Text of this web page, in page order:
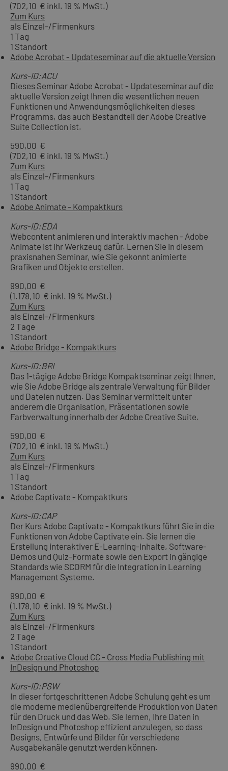
(702,10 € inkl. 19 % MwSt.)
Zum Kurs
als Einzel-/Firmenkurs
1 Tag
1 Standort
Adobe Acrobat - Updateseminar auf die aktuelle Version
Kurs-ID:ACU
Dieses Seminar Adobe Acrobat - Updateseminar auf die
aktuelle Version zeigt Ihnen die wesentlichen neuen
Funktionen und Anwendungsmöglichkeiten dieses
Programms, das auch Bestandteil der Adobe Creative
Suite Collection ist.
590,00 €
(702,10 € inkl. 19 % MwSt.)
Zum Kurs
als Einzel-/Firmenkurs
1 Tag
1 Standort
Adobe Animate - Kompaktkurs
Kurs-ID:EDA
Webcontent animieren und interaktiv machen - Adobe
Animate ist Ihr Werkzeug dafür. Lernen Sie in diesem
praxisnahen Seminar, wie Sie gekonnt animierte
Grafiken und Objekte erstellen.
990,00 €
(1.178,10 € inkl. 19 % MwSt.)
Zum Kurs
als Einzel-/Firmenkurs
2 Tage
1 Standort
Adobe Bridge - Kompaktkurs
Kurs-ID:BRI
Das 1-tägige Adobe Bridge Kompaktseminar zeigt Ihnen,
wie Sie Adobe Bridge als zentrale Verwaltung für Bilder
und Dateien nutzen. Das Seminar vermittelt unter
anderem die Organisation, Präsentationen sowie
Farbverwaltung innerhalb der Adobe Creative Suite.
590,00 €
(702,10 € inkl. 19 % MwSt.)
Zum Kurs
als Einzel-/Firmenkurs
1 Tag
1 Standort
Adobe Captivate - Kompaktkurs
Kurs-ID:CAP
Der Kurs Adobe Captivate - Kompaktkurs führt Sie in die
Funktionen von Adobe Captivate ein. Sie lernen die
Erstellung interaktiver E-Learning-Inhalte, Software-
Demos und Quiz-Formate sowie den Export in gängige
Standards wie SCORM für die Integration in Learning
Management Systeme.
990,00 €
(1.178,10 € inkl. 19 % MwSt.)
Zum Kurs
als Einzel-/Firmenkurs
2 Tage
1 Standort
Adobe Creative Cloud CC - Cross Media Publishing mit
InDesign und Photoshop
Kurs-ID:PSW
In dieser fortgeschrittenen Adobe Schulung geht es um
die moderne medienübergreifende Produktion von Daten
für den Druck und das Web. Sie lernen, Ihre Daten in
InDesign und Photoshop effizient anzulegen, so dass
Designs, Entwürfe und Bilder für verschiedene
Ausgabekanäle genutzt werden können.
990,00 €